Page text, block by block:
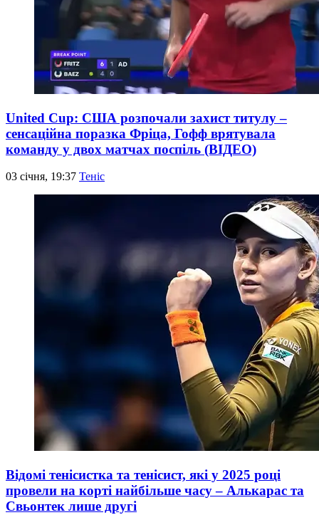
United Cup: США розпочали захист титулу –
сенсаційна поразка Фріца, Гофф врятувала
команду у двох матчах поспіль (ВІДЕО)
03 січня, 19:37 Теніс
Відомі тенісистка та тенісист, які у 2025 році
провели на корті найбільше часу – Алькарас та
Свьонтек лише другі